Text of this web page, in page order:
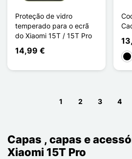
Proteção de vidro
temperado para o ecrã
do Xiaomi 15T / 15T Pro
14,99 €
1 2 3 4
Capas , capas e
Xiaomi 15T Pro